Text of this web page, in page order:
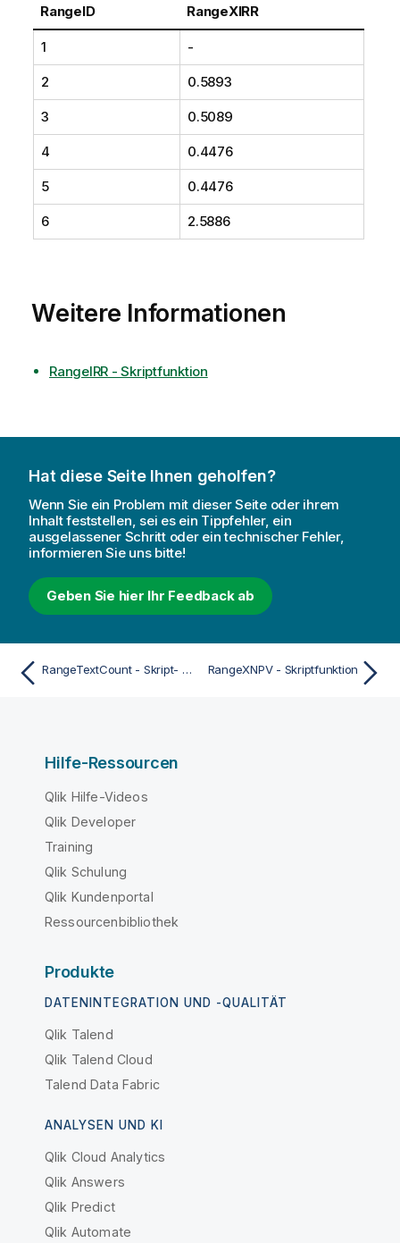
RangeID RangeXIRR
1 -
2 0.5893
3 0.5089
4 0.4476
5 0.4476
6 2.5886
Weitere Informationen
RangeIRR - Skriptfunktion
Hat diese Seite Ihnen geholfen?
Wenn Sie ein Problem mit dieser Seite oder ihrem
Inhalt feststellen, sei es ein Tippfehler, ein
ausgelassener Schritt oder ein technischer Fehler,
informieren Sie uns bitte!
Geben Sie hier Ihr Feedback ab
RangeTextCount - Skript- und Diagrammfunktion RangeXNPV - Skriptfunktion
Hilfe-Ressourcen
Qlik Hilfe-Videos
Qlik Developer
Training
Qlik Schulung
Qlik Kundenportal
Ressourcenbibliothek
Produkte
DATENINTEGRATION UND -QUALITÄT
Qlik Talend
Qlik Talend Cloud
Talend Data Fabric
ANALYSEN UND KI
Qlik Cloud Analytics
Qlik Answers
Qlik Predict
Qlik Automate